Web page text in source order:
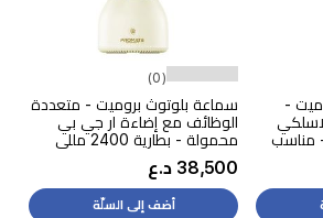
-
لومن - مناسب
(0)
سماعة بلوتوث بروميت - متعددة
الوظائف مع إضاءة ار جي بي
محمولة - بطارية 2400 مللي
امبير- 5 واط - ابيض
38,500 د.ع
أضف إلى السلّة